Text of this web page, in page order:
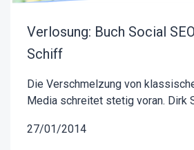
Verlosung: Buch Social
Schiff
Die Verschmelzung von
Media schreitet stetig voran. Dirk
27/01/2014